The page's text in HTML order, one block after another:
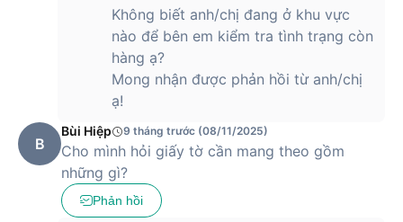
Không biết anh/chị đang ở khu vực
nào để bên em kiểm tra tình trạng còn
hàng ạ?
Mong nhận được phản hồi từ anh/chị
ạ!
B
Bùi Hiệp 9 tháng trước (08/11/2025)
Cho mình hỏi giấy tờ cần mang theo gồm
những gì?
Phản hồi